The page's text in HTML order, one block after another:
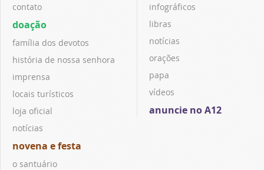
contato
doação
família dos devotos
história de nossa senhora
imprensa
locais turísticos
loja oficial
notícias
novena e festa
o santuário
infográficos
libras
notícias
orações
papa
vídeos
anuncie no A12